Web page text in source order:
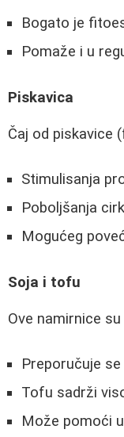
Bogato je
Pomaže i u
Piskavica
Čaj od piskavice
Stimulisanja
Poboljšanja
Mogućeg
Soja i tofu
Ove namirnice
Preporučuje
Tofu sadrži
Može pomoći